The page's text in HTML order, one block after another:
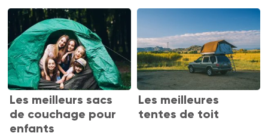
Les meilleurs sacs
de couchage pour
enfants
Les meilleures
tentes de toit